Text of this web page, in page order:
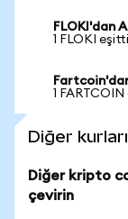
FLOKI'dan
1 FLOKI
1
Diğer
Diğer kripto
çevirin